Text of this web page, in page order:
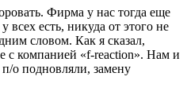
Фирма у нас тогда еще
есть, никуда от этого не
словом. Как я сказал,
с компанией «f-reaction». Нам и
о подновляли, замену